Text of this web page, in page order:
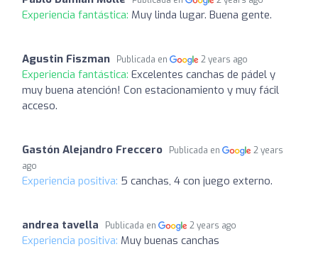
Experiencia fantástica: Muy linda lugar. Buena gente.
Agustin Fiszman Publicada en 2 years ago
Experiencia fantástica: Excelentes canchas de pádel y
muy buena atención! Con estacionamiento y muy fácil
acceso.
Gastón Alejandro Freccero Publicada en
2 years
ago
Experiencia positiva: 5 canchas, 4 con juego externo.
andrea tavella Publicada en 2 years ago
Experiencia positiva: Muy buenas canchas